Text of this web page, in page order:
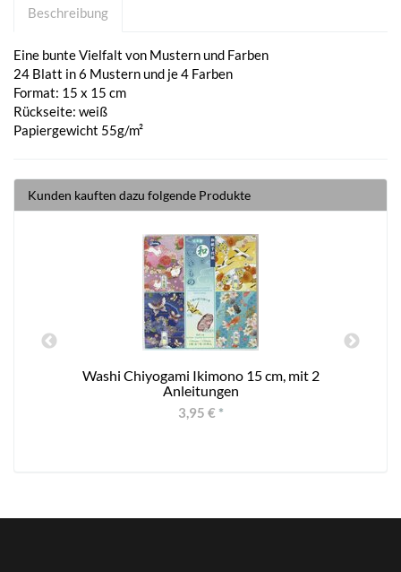
Beschreibung
Eine bunte Vielfalt von Mustern und Farben
24 Blatt in 6 Mustern und je 4 Farben
Format: 15 x 15 cm
Rückseite: weiß
Papiergewicht 55g/m²
Kunden kauften dazu folgende Produkte
Washi Chiyogami Ikimono 15 cm, mit 2
Anleitungen
3,95 € *